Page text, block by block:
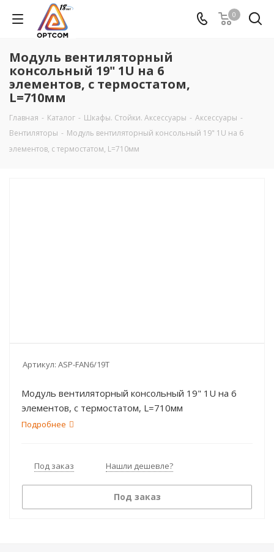
0
Модуль вентиляторный
консольный 19" 1U на 6
элементов, с термостатом,
L=710мм
Главная - Каталог - Шкафы. Стойки. Аксесcуары - Аксессуары -
Вентиляторы - Модуль вентиляторный консольный 19" 1U на 6
элементов, с термостатом, L=710мм
Артикул: ASP-FAN6/19T
Модуль вентиляторный консольный 19" 1U на 6
элементов, с термостатом, L=710мм
Подробнее
Под заказ Нашли дешевле?
Под заказ